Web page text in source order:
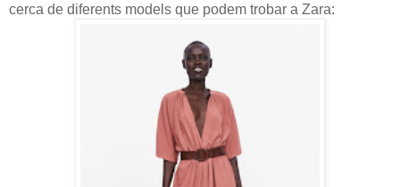
cerca de diferents models que podem trobar a Zara: